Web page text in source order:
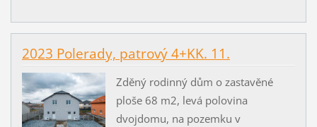
2023 Polerady, patrový 4+KK. 11.
Zděný rodinný dům o zastavěné
ploše 68 m2, levá polovina
dvojdomu, na pozemku v